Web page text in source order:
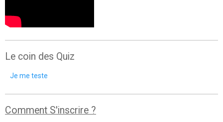
Le coin des Quiz
Je me teste
Comment S'inscrire ?